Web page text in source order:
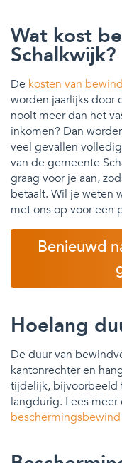
Wat kost
Schalkwijk?
De kosten van
worden jaarlijks door
nooit meer dan het
inkomen? Dan
veel gevallen
van de gemeente
graag voor je aan,
betaalt. Wil je weten
met ons op voor een
Benieuwd
Hoelang
De duur van
kantonrechter en
tijdelijk, bijvoorbeeld
langdurig. Lees meer